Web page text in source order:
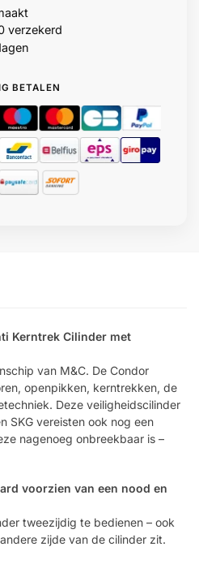
verzekerd
BETALEN
Kerntrek Cilinder met
van M&C. De Condor
openpikken, kerntrekken, de
Deze veiligheidscilinder
SKG vereisten ook nog een
nagenoeg onbreekbaar is –
voorzien van een nood en
tweezijdig te bedienen – ook
zijde van de cilinder zit.